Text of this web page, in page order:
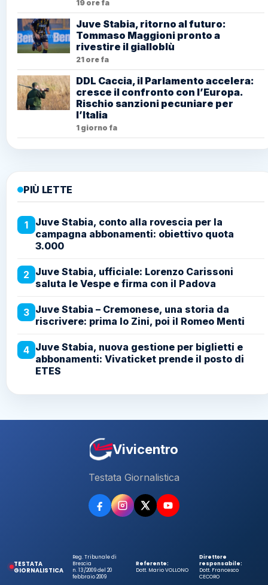
19 ore fa
Juve Stabia, ritorno al futuro:
Tommaso Maggioni pronto a
rivestire il gialloblù
21 ore fa
DDL Caccia, il Parlamento accelera:
cresce il confronto con l’Europa.
Rischio sanzioni pecuniare per
l’Italia
1 giorno fa
PIÙ LETTE
1
Juve Stabia, conto alla rovescia per la
campagna abbonamenti: obiettivo quota
3.000
2 Juve Stabia, ufficiale: Lorenzo Carissoni
saluta le Vespe e firma con il Padova
3 Juve Stabia – Cremonese, una storia da
riscrivere: prima lo Zini, poi il Romeo Menti
4 Juve Stabia, nuova gestione per biglietti e
abbonamenti: Vivaticket prende il posto di
ETES
Vivicentro
Testata Giornalistica
TESTATA
GIORNALISTICA
Reg. Tribunale di
Brescia
n. 13/2009 del 20
febbraio 2009
Referente:
Dott. Mario VOLLONO
Direttore
responsabile:
Dott. Francesco
CECORO